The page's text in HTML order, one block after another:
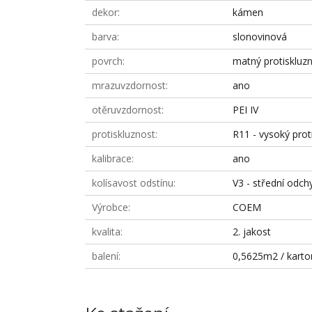
dekor
kámen
barva
slonovinová
povrch
matný
mrazuvzdornost
ano
otěruvzdornost
PEI IV
protiskluznost
R11 - vysoký
kalibrace
ano
kolísavost odstínu
V3 - střední
Výrobce
COEM
kvalita
2. jakost
balení
0,5625m2 /